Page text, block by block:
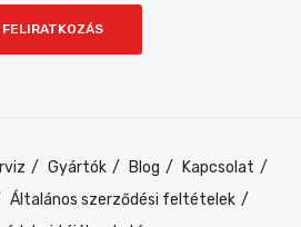
Gyártók Blog
Kapcsolat
Általános szerződési feltételek